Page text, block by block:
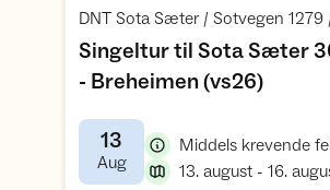
Singeltur til Sota Sæter
- Breheimen (vs26),
13
Aug,
13. august - 16.